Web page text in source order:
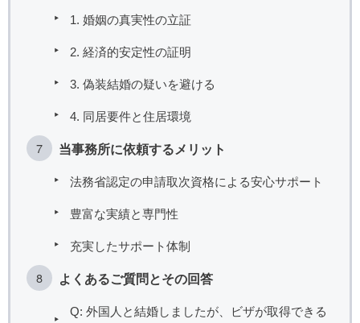
1. 婚姻の真実性の立証
2. 経済的安定性の証明
3. 偽装結婚の疑いを避ける
4. 同居要件と住居環境
当事務所に依頼するメリット
法務省認定の申請取次資格による安心サポート
豊富な実績と専門性
充実したサポート体制
よくあるご質問とその回答
Q: 外国人と結婚しましたが、ビザが取得できる